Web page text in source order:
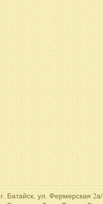
г. Батайск, ул. Фермерская